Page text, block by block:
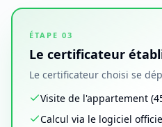
ÉTAPE 03
Le certificateur
Le certificateur choisi se
Visite de l'appartement
Calcul via le logiciel